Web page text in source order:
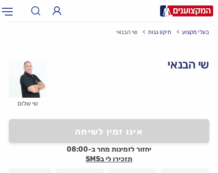
בעלי מקצוע תיקון גגות שי הבנאי
שי שלום
שי הבנאי
אינו זמין לשיחה
יחזור לזמינות מחר ב-08:00
תזכירו לי בSMS